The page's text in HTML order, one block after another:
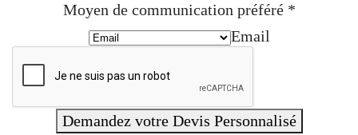
Moyen de communication préféré *
Email
Demandez votre Devis Personnalisé